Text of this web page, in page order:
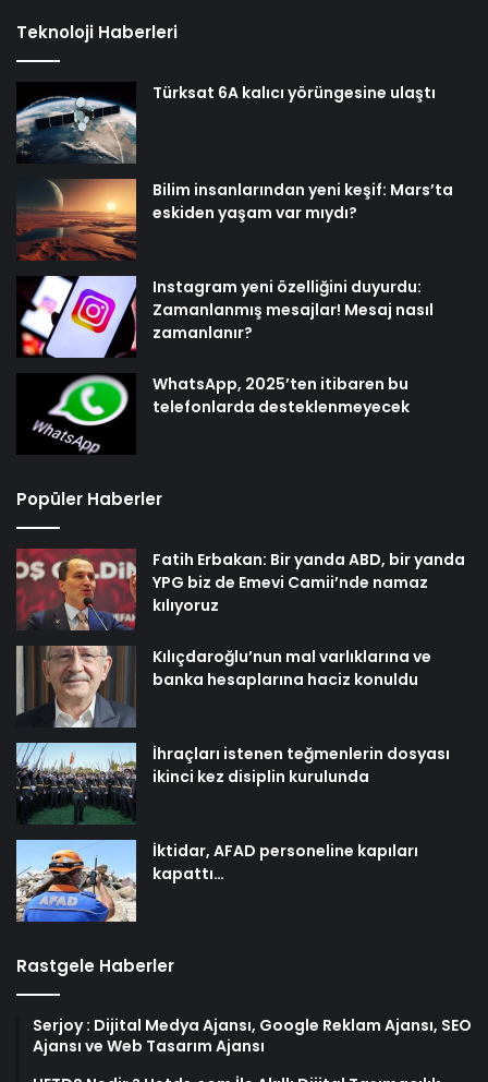
Teknoloji Haberleri
Türksat 6A kalıcı yörüngesine ulaştı
Bilim insanlarından yeni keşif: Mars’ta
eskiden yaşam var mıydı?
Instagram yeni özelliğini duyurdu:
Zamanlanmış mesajlar! Mesaj nasıl
zamanlanır?
WhatsApp, 2025’ten itibaren bu
telefonlarda desteklenmeyecek
Popüler Haberler
Fatih Erbakan: Bir yanda ABD, bir yanda
YPG biz de Emevi Camii’nde namaz
kılıyoruz
Kılıçdaroğlu’nun mal varlıklarına ve
banka hesaplarına haciz konuldu
İhraçları istenen teğmenlerin dosyası
ikinci kez disiplin kurulunda
İktidar, AFAD personeline kapıları
kapattı…
Rastgele Haberler
Serjoy : Dijital Medya Ajansı, Google Reklam Ajansı, SEO
Ajansı ve Web Tasarım Ajansı